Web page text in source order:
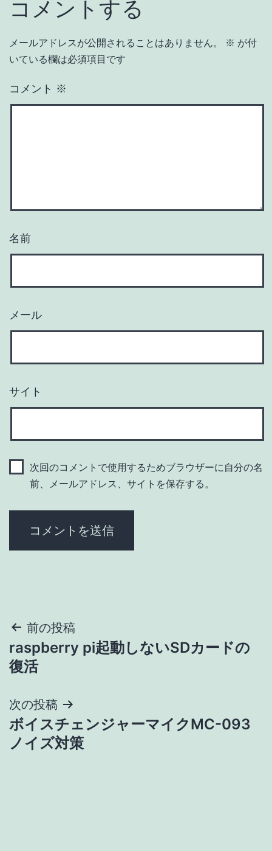
コメントする
メールアドレスが公開されることはありません。 ※ が付
いている欄は必須項目です
コメント ※
名前
メール
サイト
次回のコメントで使用するためブラウザーに自分の名
前、メールアドレス、サイトを保存する。
投
稿
ビ
ゲ
前の投稿
raspberry pi起動しないSDカードの
復活
次の投稿
ボイスチェンジャーマイクMC-093
ノイズ対策